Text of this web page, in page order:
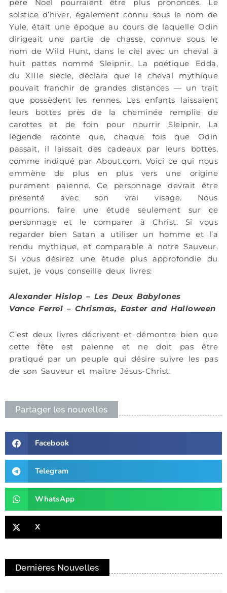
père Noël pourraient être plus prononcés. Le
solstice d’hiver, également connu sous le nom de
Yule, était une époque au cours de laquelle Odin
dirigeait une partie de chasse, connue sous le
nom de Wild Hunt, dans le ciel avec un cheval à
huit pattes nommé Sleipnir. La poétique Edda,
du XIIIe siècle, déclara que le cheval mythique
pouvait franchir de grandes distances — un trait
que possèdent les rennes. Les enfants laissaient
leurs bottes près de la cheminée remplie de
carottes et de foin pour nourrir Sleipnir. La
légende raconte que, chaque fois que Odin
passait, il laissait des cadeaux par leurs bottes,
comme indiqué par About.com. Voici ce qui nous
emmène de plus en plus vers une origine
purement païenne. Ce personnage devrait être
présenté avec son vrai visage. Nous
pourrions. faire une étude seulement sur ce
personnage et le comparer à Christ. Si vous
regarder bien Satan a utiliser un homme et l’a
rendu mythique, et comparable à notre Sauveur.
Si vous désirez une étude plus approfondie du
sujet, je vous conseille deux livres:
Alexander Hislop – Les Deux Babylones
Vance Ferrel – Chrismas, Easter and Halloween
C’est deux livres décrivent et démontre bien que
cette fête est païenne et ne doit pas être
pratiqué par un peuple qui désire suivre les pas
de son Sauveur et maitre Jésus-Christ.
Partager les nouvelles
Facebook
Telegram
WhatsApp
X
Dernières Nouvelles